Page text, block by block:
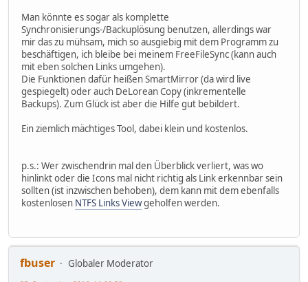
Man könnte es sogar als komplette
Synchronisierungs-/Backuplösung benutzen, allerdings war
mir das zu mühsam, mich so ausgiebig mit dem Programm zu
beschäftigen, ich bleibe bei meinem FreeFileSync (kann auch
mit eben solchen Links umgehen).
Die Funktionen dafür heißen SmartMirror (da wird live
gespiegelt) oder auch DeLorean Copy (inkrementelle
Backups). Zum Glück ist aber die Hilfe gut bebildert.
Ein ziemlich mächtiges Tool, dabei klein und kostenlos.
p.s.: Wer zwischendrin mal den Überblick verliert, was wo
hinlinkt oder die Icons mal nicht richtig als Link erkennbar sein
sollten (ist inzwischen behoben), dem kann mit dem ebenfalls
kostenlosen NTFS Links Viewgeholfen werden.
fbuser
Globaler Moderator